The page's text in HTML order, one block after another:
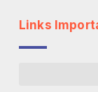
Links